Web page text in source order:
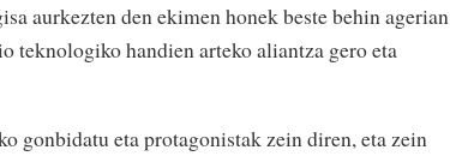
aurkezten den ekimen honek beste behin agerian
teknologiko handien arteko aliantza gero eta
gonbidatu eta protagonistak zein diren, eta zein